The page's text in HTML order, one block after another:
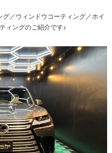
／ウィンドウコーティング／ホイ
ィングのご紹介です♪